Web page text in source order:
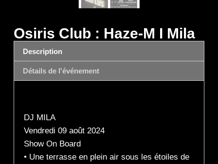
Osiris Club : Haze-M I Mila
Description
Détails de l'événement
DJ MILA
Vendredi 09 août 2024
Show On Board
• Une terrasse en plein air sous les étoiles de